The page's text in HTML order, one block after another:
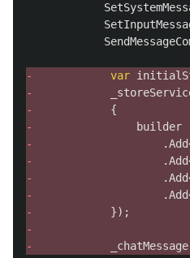
- var
-
-
{
-
builder
-
.Add
-
.Add
-
.Add
-
.Add
-
});
-
-
_chatMessage